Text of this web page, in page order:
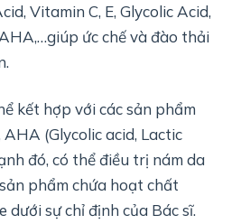
Vitamin C, E, Glycolic Acid,
ức chế và đào thải
kết hợp với các sản phẩm
(Glycolic acid, Lactic
đó, có thể điều trị nám da
phẩm chứa hoạt chất
dưới sự chỉ định của Bác sĩ.